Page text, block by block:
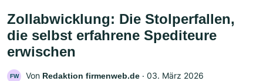
Zollabwicklung: Die Stolperfallen,
die selbst erfahrene Spediteure
erwischen
FW Von Redaktion firmenweb.de ‧ 03. März 2026